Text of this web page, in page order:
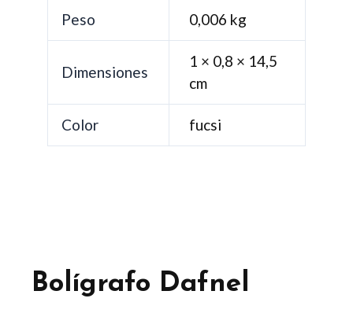
Peso 0,006 kg
Dimensiones
1 × 0,8 × 14,5
cm
Color fucsi
Bolígrafo Dafnel